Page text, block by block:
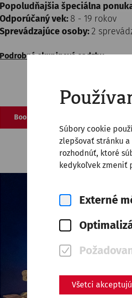
Súbory cookie
zlepšovať stránku
rozhodnúť, ktoré
kedykoľvek zmeniť
Externé
Všetci akceptujú
Popoludňajšia špeciálna
Odporúčaný vek: 8 - 19 rokov
Sprevádzajúce osoby:2
Podrobné skupinové sadzby
Bookings